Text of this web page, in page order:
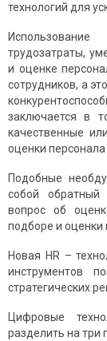
технологий для
трудозатраты,
и оценке
сотрудников, а
заключается в
качественные
оценки персонала
Подобные
собой обратный
вопрос об
подборе и оценки
Новая HR –
инструментов
стратегических
Цифровые
разделить на три